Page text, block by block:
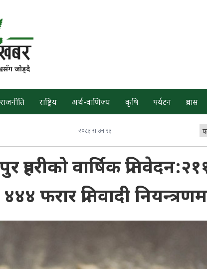
जोड्दै
राजनीति राष्ट्रिय अर्थ-वाणिज्य कृषि पर्यटन प्रवास
२०८३ साउन २३
प्रहरीको वार्षिक
फरार प्रतिवादी